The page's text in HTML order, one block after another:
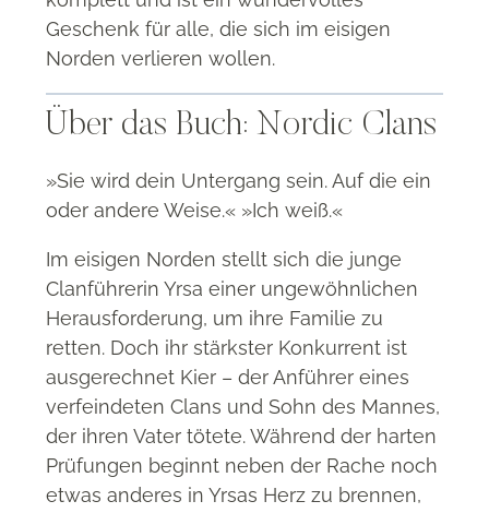
Geschenk für alle, die sich im eisigen
Norden verlieren wollen.
Über das Buch: Nordic Clans
»Sie wird dein Untergang sein. Auf die ein
oder andere Weise.« »Ich weiß.«
Im eisigen Norden stellt sich die junge
Clanführerin Yrsa einer ungewöhnlichen
Herausforderung, um ihre Familie zu
retten. Doch ihr stärkster Konkurrent ist
ausgerechnet Kier – der Anführer eines
verfeindeten Clans und Sohn des Mannes,
der ihren Vater tötete.Während der harten
Prüfungen beginnt neben der Rache noch
etwas anderes in Yrsas Herz zu brennen,